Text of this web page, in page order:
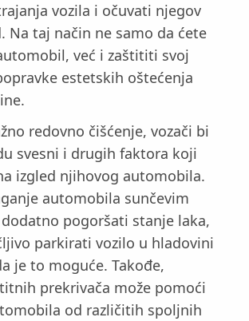
vozila i očuvati njegov
Na taj način ne samo da ćete
već i zaštititi svoj
estetskih oštećenja
redovno čišćenje, vozači bi
svesni i drugih faktora koji
izgled njihovog automobila.
automobila sunčevim
pogoršati stanje laka,
parkirati vozilo u hladovini
je to moguće. Takođe,
prekrivača može pomoći
od različitih spoljnih